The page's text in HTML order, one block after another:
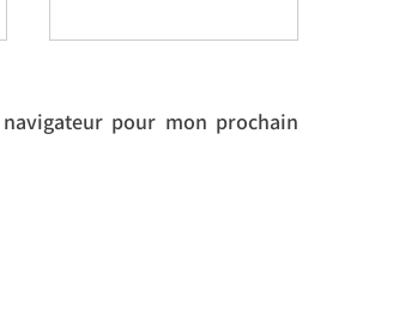
pour mon prochain